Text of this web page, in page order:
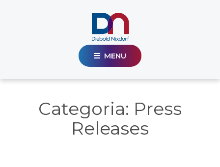
MENU
Categoria: Press
Releases